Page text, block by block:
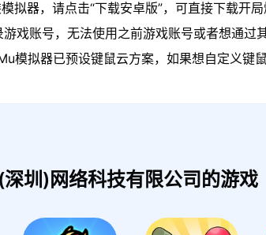
器，请点击“下载安卓版”，可直接下载开
游戏账号，无法使用之前游戏账号或者想通
模拟器已预设键鼠云方案，如果想自定义键
圳)网络科技有限公司的游戏